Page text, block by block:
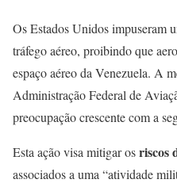
Os Estados Unidos impuseram
tráfego aéreo, proibindo que
espaço aéreo da Venezuela. A
Administração Federal de
preocupação crescente com a
Esta ação visa mitigar osriscos
associados a uma “atividade